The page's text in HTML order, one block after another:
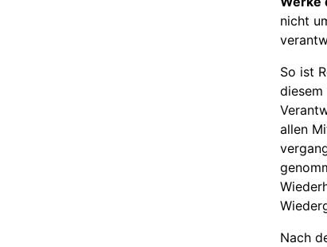
nicht
So ist
diesem
allen
Nach